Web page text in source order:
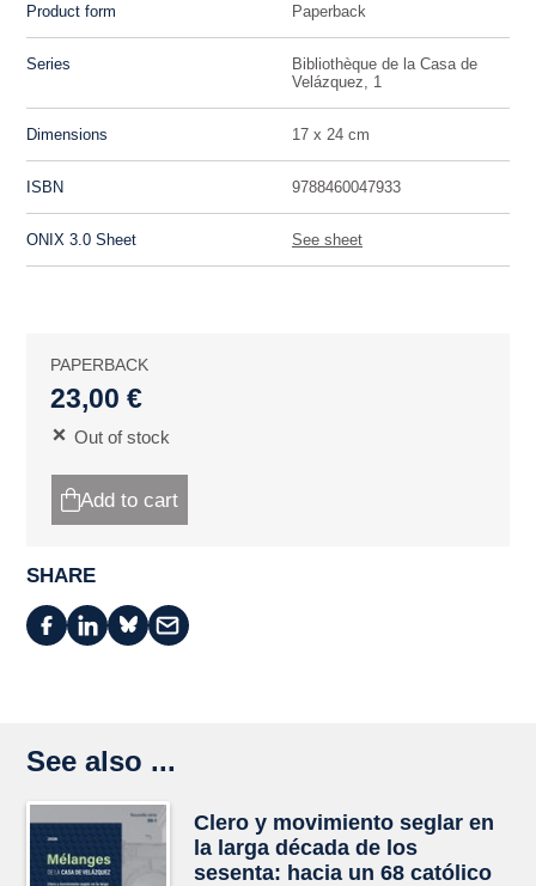
Product form Paperback
Series
Bibliothèque de la Casa de
Velázquez, 1
Dimensions 17 x 24 cm
ISBN 9788460047933
ONIX 3.0 Sheet See sheet
PAPERBACK
23,00 €
Out of stock
Add to cart
SHARE
See also ...
Clero y movimiento seglar en
la larga década de los
sesenta: hacia un 68 católico